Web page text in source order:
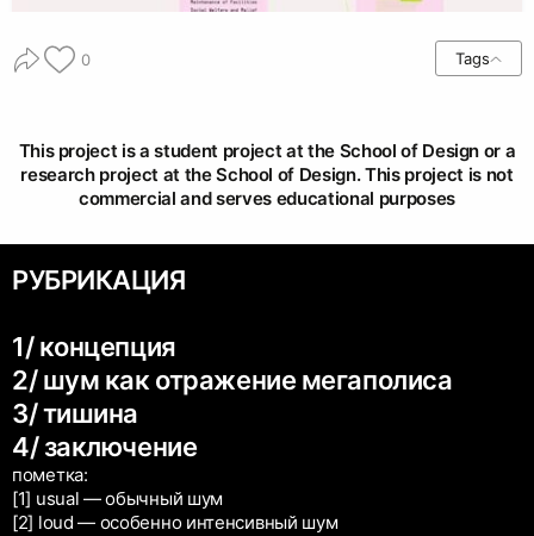
0 Tags
This project is a student project at the School of Design or a
research project at the School of Design. This project is not
commercial and serves educational purposes
РУБРИКАЦИЯ
1/ концепция
2/ шум как отражение мегаполиса
3/ тишина
4/ заключение
пометка:
[1] usual — обычный шум
[2] loud — особенно интенсивный шум